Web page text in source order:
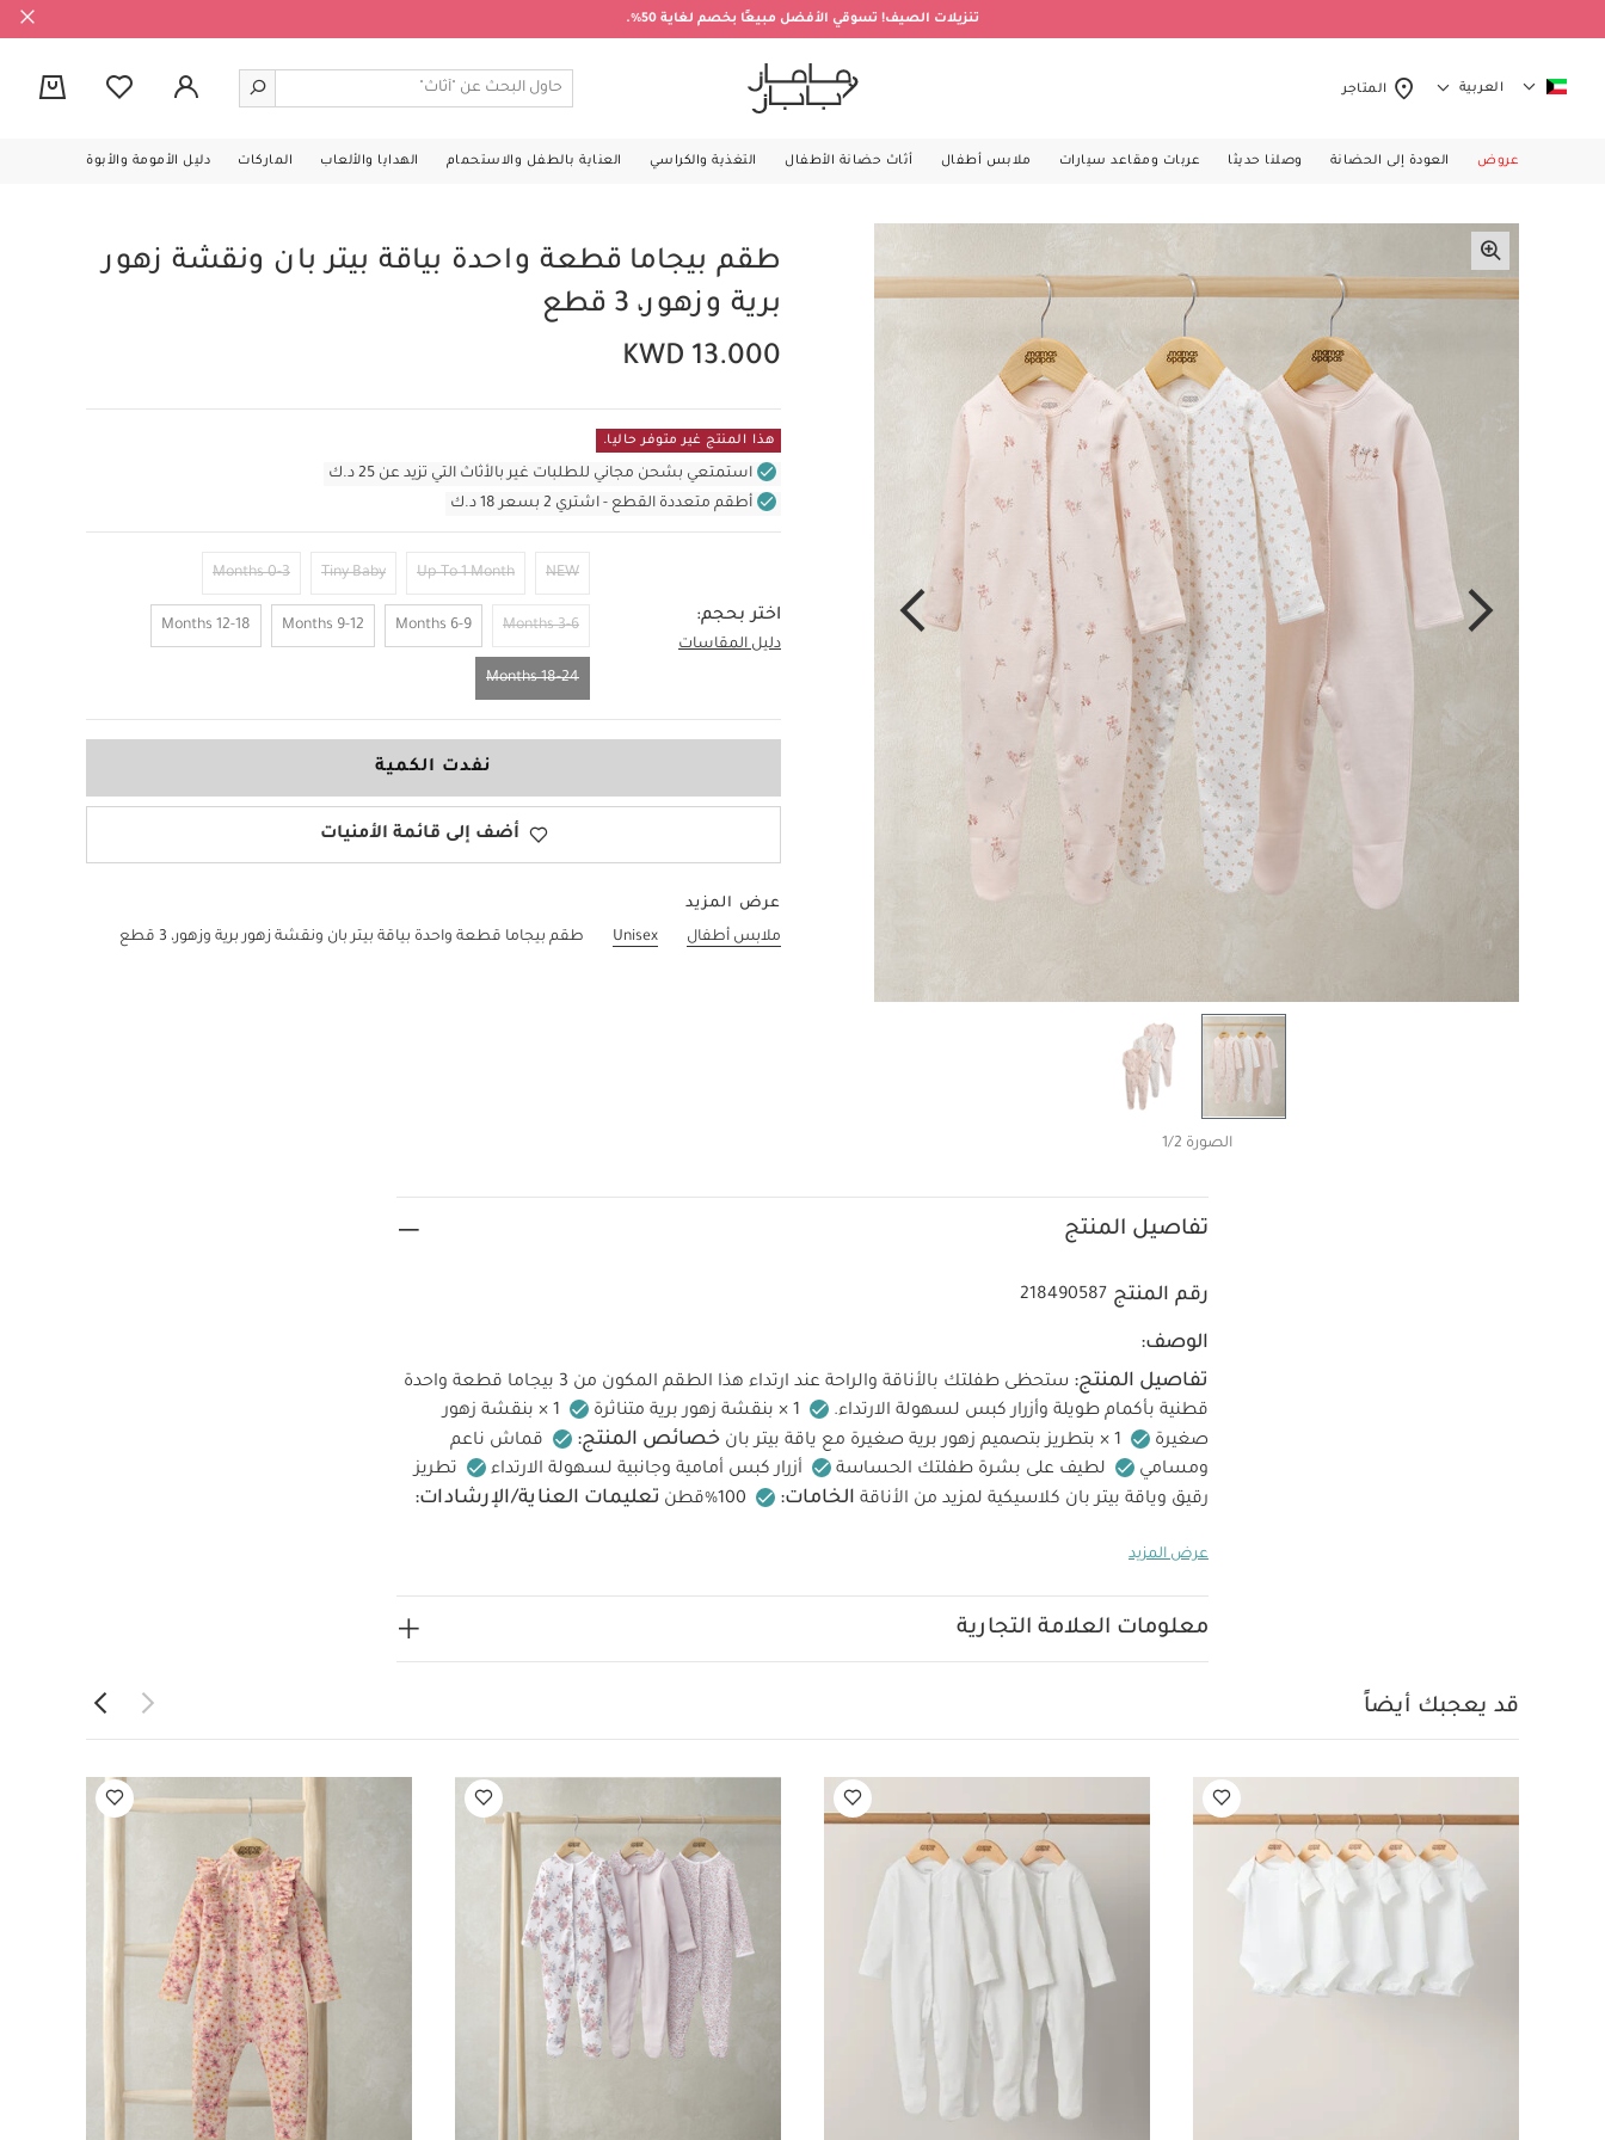
تنزيلات الصيف! تسوقي الأفضل مبيعًا بخصم لغاية 50%.
العربية المتاجر
عروض العودة إلى الحضانة وصلنا حديثا عربات ومقاعد سيارات ملابس أطفال أثاث حضانة الأطفال التغذية والكراسي العناية بالطفل والاستحمام الهدايا والألعاب الماركات دليل الأمومة والأبوة
الصورة 1/2
طقم بيجاما قطعة واحدة بياقة بيتر بان ونقشة زهور
برية وزهور، 3 قطع
KWD 13.000
هذا المنتج غير متوفر حاليا.
استمتعي بشحن مجاني للطلبات غير بالأثاث التي تزيد عن 25 د.ك
أطقم متعددة القطع - اشتري 2 بسعر 18 د.ك
اختر بحجم:
دليل المقاسات
NEW
Up To 1 Month
Tiny Baby
0-3 Months
3-6 Months
6-9 Months
9-12 Months
12-18 Months
18-24 Months
18-24 Months
نفدت الكمية
أضف إلى قائمة الأمنيات
عرض المزيد
ملابس أطفال
Unisex طقم بيجاما قطعة واحدة بياقة بيتر بان ونقشة زهور برية وزهور، 3 قطع
تفاصيل المنتج
رقم المنتج 218490587
الوصف:
تفاصيل المنتج:
ستحظى طفلتك بالأناقة والراحة عند ارتداء هذا الطقم المكون من 3 بيجاما قطعة واحدة
قطنية بأكمام طويلة وأزرار كبس لسهولة الارتداء.
1 × بنقشة زهور برية متناثرة
1 × بنقشة زهور
صغيرة
1 × بتطريز بتصميم زهور برية صغيرة مع ياقة بيتر بان خصائص المنتج:
قماش ناعم
ومسامي
لطيف على بشرة طفلتك الحساسة أزرار كبس أمامية وجانبية لسهولة الارتداء
تطريز
رقيق وياقة بيتر بان كلاسيكية لمزيد من الأناقة الخامات: 100%قطن تعليمات العناية/الإرشادات:
كي على درجة حرارة منخفضة
ألبسة قطعة واحدة بأكمام قصيرة قماش عضوي بلون أبيض - 5 قطع
عرض المزيد
معلومات العلامة التجارية
قد يعجبك أيضاً